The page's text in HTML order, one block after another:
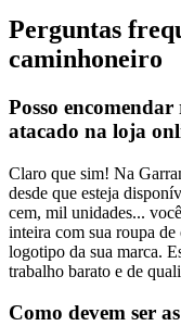
Perguntas
caminhoneiro
Posso
atacado na loja
Claro que sim! Na
desde que esteja
cem, mil unidades...
inteira com sua roupa
logotipo da sua marca.
trabalho barato e de
Como devem ser